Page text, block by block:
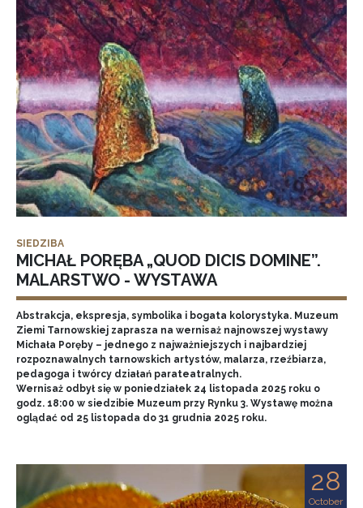
SIEDZIBA
MICHAŁ PORĘBA „QUOD DICIS DOMINE”.
MALARSTWO - WYSTAWA
Abstrakcja, ekspresja, symbolika i bogata kolorystyka. Muzeum
Ziemi Tarnowskiej zaprasza na wernisaż najnowszej wystawy
Michała Poręby – jednego z najważniejszych i najbardziej
rozpoznawalnych tarnowskich artystów, malarza, rzeźbiarza,
pedagoga i twórcy działań parateatralnych.
Wernisaż odbył się w poniedziałek 24 listopada 2025 roku o
godz. 18:00 w siedzibie Muzeum przy Rynku 3. Wystawę można
oglądać od 25 listopada do 31 grudnia 2025 roku.
28
October